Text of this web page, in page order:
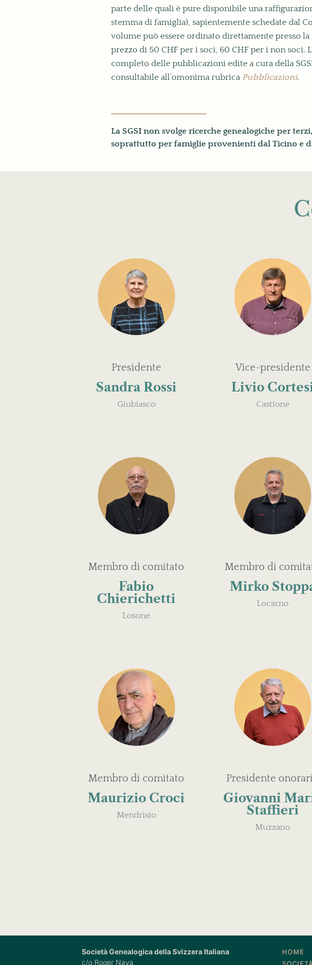
parte delle quali è pure disponibile una
stemma di famiglia), sapientemente schedate dal
volume può essere ordinato direttamente presso la
prezzo di 50 CHF per i soci, 60 CHF per i non soci.
completo delle pubblicazioni edite a cura della
consultabile all’omonima rubrica Pubblicazioni.
La SGSI non svolge ricerche genealogiche per
soprattutto per famiglie provenienti dal Ticino e
Presidente
Sandra Rossi
Giubiasco
Vice-presidente
Livio
Castione
Membro di comitato
Fabio
Chierichetti
Losone
Membro di
Mirko
Locarno
Membro di comitato
Maurizio Croci
Mendrisio
Presidente
Giovanni
Staffieri
Muzzano
Società Genealogica della Svizzera Italiana
c/o Roger Nava
HOME